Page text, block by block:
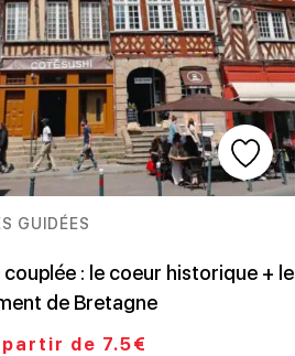
GUIDÉES
: le coeur historique + le
de Bretagne
partir de 7.5€